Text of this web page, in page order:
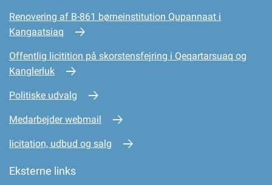
Renovering af B-861 børneinstitution Qupannaat i
Kangaatsiaq
Offentlig licitition på skorstensfejring i Qeqartarsuaq og
Kanglerluk
Politiske udvalg
Medarbejder webmail
licitation, udbud og salg
Eksterne links